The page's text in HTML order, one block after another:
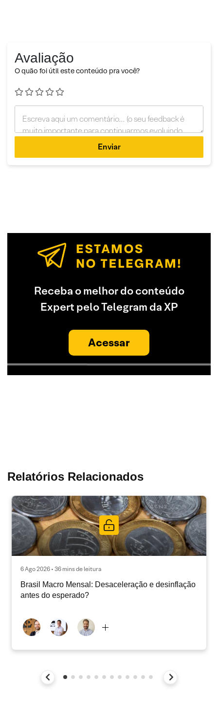
Avaliação
O quão foi útil este conteúdo pra você?
Enviar
Receba o melhor do conteúdo
Expert pelo Telegram da XP
Acessar
Relatórios Relacionados
6 Ago 2026 • 36 mins de leitura
Brasil Macro Mensal: Desaceleração e desinflação
antes do esperado?